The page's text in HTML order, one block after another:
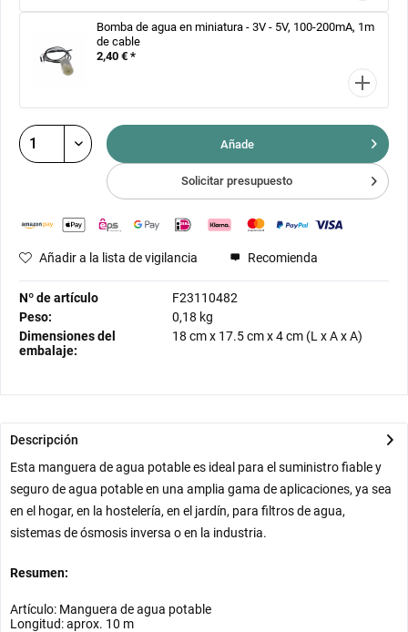
Bomba de agua en miniatura - 3V - 5V, 100-200mA, 1m
de cable
2,40 € *
Añade
Solicitar presupuesto
Añadir a la lista de vigilancia Recomienda
Nº de artículo
F23110482
Peso:
0,18 kg
Dimensiones del
embalaje:
18 cmx 17.5 cmx4 cm (L x A x A)
Descripción
Esta manguera de agua potable es ideal para el suministro fiable y
seguro de agua potable en una amplia gama de aplicaciones, ya sea
en el hogar, en la hostelería, en el jardín, para filtros de agua,
sistemas de ósmosis inversa o en la industria.
Resumen:
Artículo: Manguera de agua potable
Longitud: aprox. 10 m